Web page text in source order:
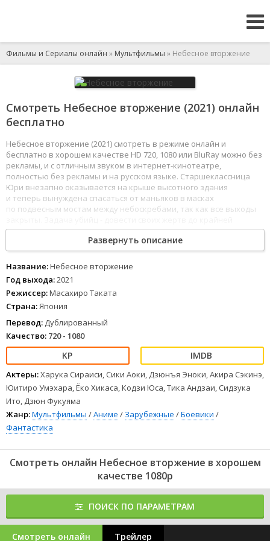
Фильмы и Сериалы онлайн » Мультфильмы » Небесное вторжение
Смотреть Небесное вторжение (2021) онлайн
бесплатно
Небесное вторжение (2021) смотреть в режиме онлайн и
бесплатно в хорошем качестве HD 720, 1080 или BluRay можно без
рекламы, и с отличным звуком в интернет-кинотеатре,
полностью без рекламы и на русском языке. Старшеклассница
Юри внезапно оказывается на крыше высотного здания
и теперь вынуждена спасаться от маньяков в масках
по подвесным мостам между небоскребами, так как все выходы
степени отчаяния и заставить прыгнуть с крыши.
Развернуть описание
Название:Небесное вторжение
Год выхода:2021
Режиссер:Масахиро Таката
Страна:Япония
Перевод: Дублированный
Качество: 720 - 1080
Актеры:Харука Сираиси, Сики Аоки, Дзюнъя Эноки, Акира Сэкинэ,
Юитиро Умэхара, Ёко Хикаса, Кодзи Юса, Тика Андзаи, Сидзука
Ито, Дзюн Фукуяма
Жанр:Мультфильмы /Аниме / Зарубежные /Боевики /
Фантастика
Смотреть онлайн Небесное вторжение в хорошем
качестве 1080p
ПОИСК ПО ПАРАМЕТРАМ
Смотреть онлайн Трейлер